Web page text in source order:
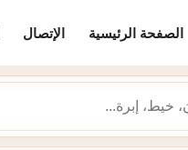
الصفحة الرئيسية الإتصال